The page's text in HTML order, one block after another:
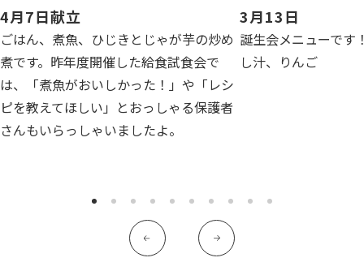
保育園に関するお問い合わせ
プライバシーポリシー サイトのご利用について
サイトマップ ニチイ学館オフィシャルサイト
4月7日献立
ごはん、煮魚、ひじきとじゃが芋の炒め
煮です。昨年度開催した給食試食会で
は、「煮魚がおいしかった！」や「レシ
ピを教えてほしい」とおっしゃる保護者
さんもいらっしゃいましたよ。
3月13日
誕生会メニューです
し汁、りんご